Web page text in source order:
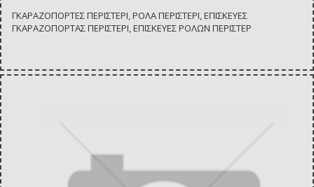
ΓΚΑΡΑΖΟΠΟΡΤΕΣ ΠΕΡΙΣΤΕΡΙ, ΡΟΛΑ ΠΕΡΙΣΤΕΡΙ, ΕΠΙΣΚΕΥΕΣ
ΓΚΑΡΑΖΟΠΟΡΤΑΣ ΠΕΡΙΣΤΕΡΙ, ΕΠΙΣΚΕΥΕΣ ΡΟΛΩΝ ΠΕΡΙΣΤΕΡ